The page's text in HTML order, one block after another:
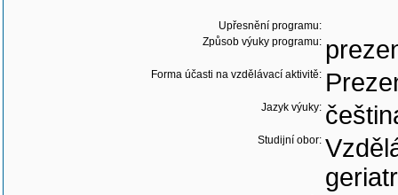
Upřesnění programu:
Způsob výuky programu:
Forma účasti na vzdělávací aktivitě:
Jazyk výuky:
Studijní obor: